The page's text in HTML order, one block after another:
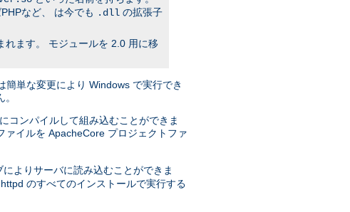
など、 は今でも .dll の拡張子
れます。 モジュールを 2.0 用に移
単な変更により Windows で実行でき
コンパイルして組み込むことができま
ァイルを ApacheCore プロジェクトファ
よりサーバに読み込むことができま
のすべてのインストールで実行する